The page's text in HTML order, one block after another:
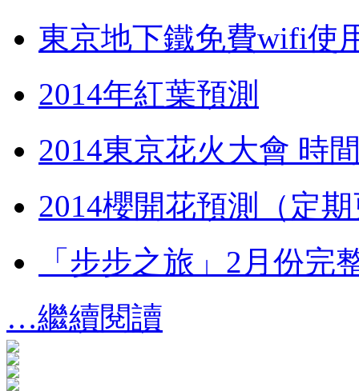
東京地下鐵免費wifi使
2014年紅葉預測
2014東京花火大會 時
2014櫻開花預測（定
「步步之旅」2月份完
…繼續閱讀